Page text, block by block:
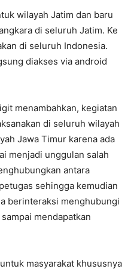
wilayah Jatim dan baru
di seluruh Jatim. Ke
di seluruh Indonesia.
diakses via android
menambahkan, kegiatan
di seluruh wilayah
Jawa Timur karena ada
menjadi unggulan salah
antara
sehingga kemudian
berinteraksi menghubungi
mendapatkan
masyarakat khususnya